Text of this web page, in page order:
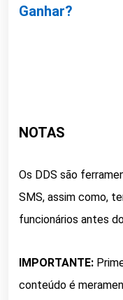
Ganhar?
NOTAS
Os DDS são
SMS, assim como,
funcionários antes
IMPORTANTE:
conteúdo é